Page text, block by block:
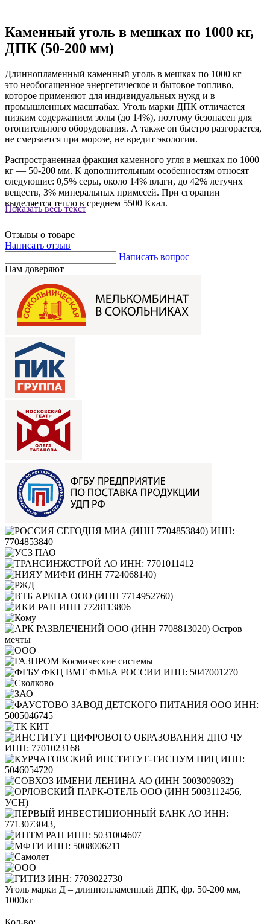
Каменный уголь в мешках по 1000 кг,
ДПК (50-200 мм)
Длиннопламенный каменный уголь в мешках по 1000 кг —
это необогащенное энергетическое и бытовое топливо,
которое применяют для индивидуальных нужд и в
промышленных масштабах. Уголь марки ДПК отличается
низким содержанием золы (до 14%), поэтому безопасен для
отопительного оборудования. А также он быстро разгорается,
не смерзается при морозе, не вредит экологии.
Показать весь текст
Распространенная фракция каменного угля в мешках по 1000
кг — 50-200 мм. К дополнительным особенностям относят
следующие: 0,5% серы, около 14% влаги, до 42% летучих
веществ, 3% минеральных примесей. При сгорании
выделяется тепло в среднем 5500 Ккал.
Отзывы о товаре
Написать отзыв
Написать вопрос
Нам доверяют
Уголь марки Д – длиннопламенный ДПК, фр. 50-200 мм,
1000кг
Кол-во: